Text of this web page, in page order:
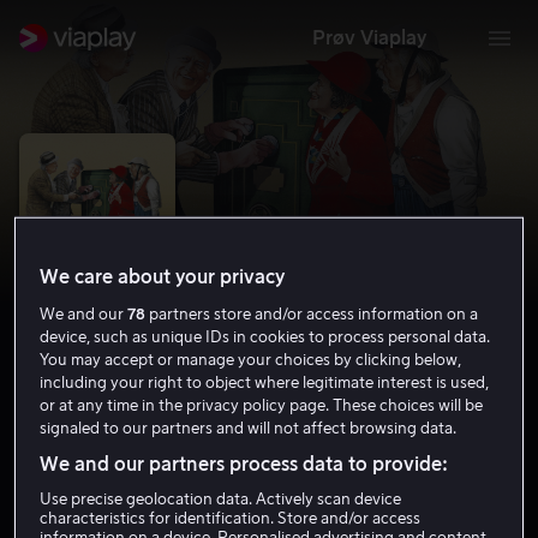
Prøv Viaplay
Olsenbandens siste stikk
5.3 Komedie Krim 1999 1 t 26 min 12 år
We care about your privacy
We and our78 partners store and/or access information on a
device, such as unique IDs in cookies to process personal data.
You may accept or manage your choices by clicking below,
including your right to object where legitimate interest is used,
or at any time in the privacy policy page. These choices will be
signaled to our partners and will not affect browsing data.
We and our partners process data to provide:
Use precise geolocation data. Actively scan device
characteristics for identification. Store and/or access